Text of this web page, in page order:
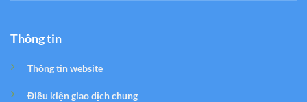
Thông tin
Thông tin website
Điều kiện giao dịch chung